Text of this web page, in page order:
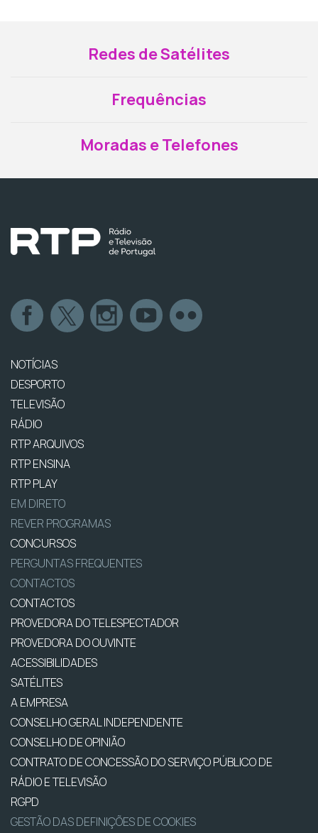
Redes de Satélites
Frequências
Moradas e Telefones
NOTÍCIAS
DESPORTO
TELEVISÃO
RÁDIO
RTP ARQUIVOS
RTP ENSINA
RTP PLAY
EM DIRETO
REVER PROGRAMAS
CONCURSOS
PERGUNTAS FREQUENTES
CONTACTOS
CONTACTOS
PROVEDORA DO TELESPECTADOR
PROVEDORA DO OUVINTE
ACESSIBILIDADES
SATÉLITES
A EMPRESA
CONSELHO GERAL INDEPENDENTE
CONSELHO DE OPINIÃO
CONTRATO DE CONCESSÃO DO SERVIÇO PÚBLICO DE
RÁDIO E TELEVISÃO
RGPD
GESTÃO DAS DEFINIÇÕES DE COOKIES